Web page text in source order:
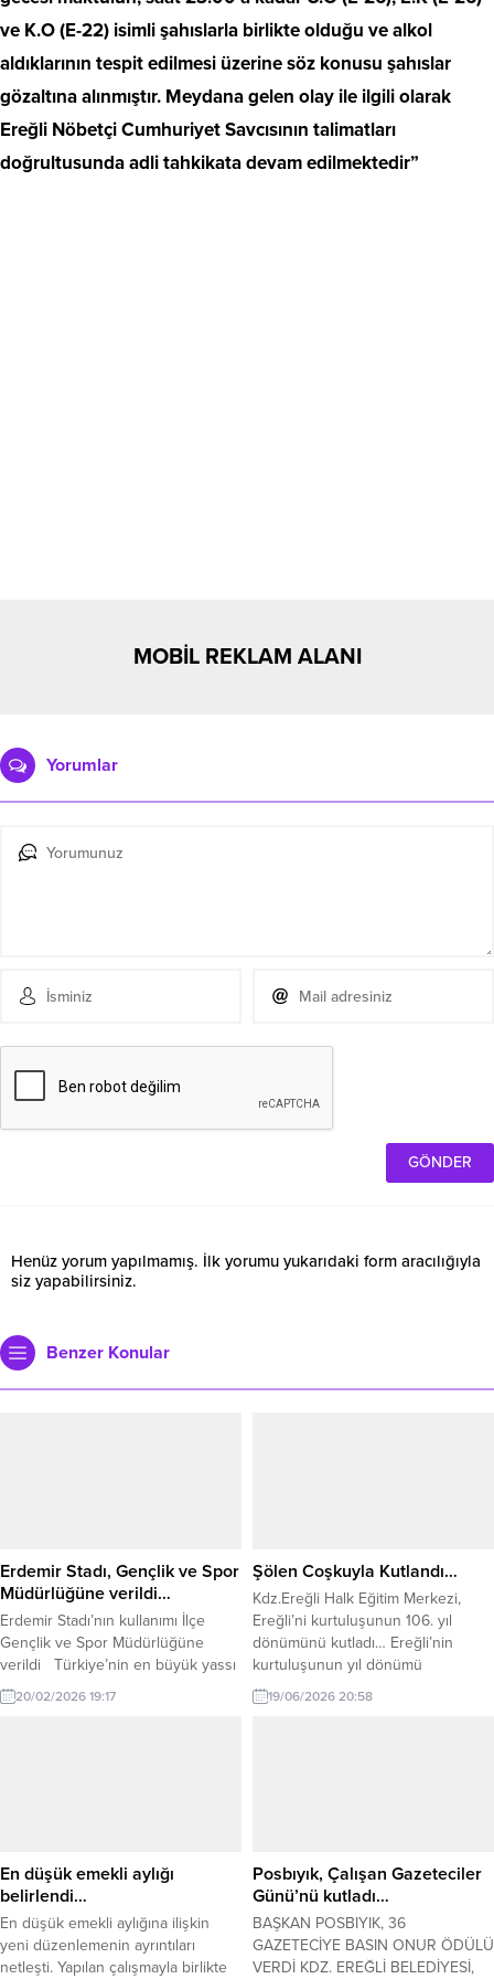
ve K.O (E-22) isimli şahıslarla birlikte olduğu ve alkol
aldıklarının tespit edilmesi üzerine söz konusu şahıslar
gözaltına alınmıştır. Meydana gelen olay ile ilgili olarak
Ereğli Nöbetçi Cumhuriyet Savcısının talimatları
doğrultusunda adli tahkikata devam edilmektedir”
MOBİL REKLAM ALANI
Yorumlar
Henüz yorum yapılmamış. İlk yorumu yukarıdaki form aracılığıyla
siz yapabilirsiniz.
Benzer Konular
Erdemir Stadı, Gençlik ve Spor
Müdürlüğüne verildi…
Erdemir Stadı’nın kullanımı İlçe
Gençlik ve Spor Müdürlüğüne
verildi Türkiye’nin en büyük yassı
çelik üreticisi Erdemir, kurumsal
sosyal sorumluluk anlayışı
Gençlik ve Spor...
20/02/2026 19:17
Şölen Coşkuyla Kutlandı…
Kdz.Ereğli Halk Eğitim Merkezi,
Ereğli’ni kurtuluşunun 106. yıl
dönümünü kutladı… Ereğli’nin
kurtuluşunun yıl dönümü
dolayısıyla, Amfi Tiyatro’da, Halk
Oyunu Şöleni gerçekleştirildi.
Dr. Metin...
19/06/2026 20:58
En düşük emekli aylığı
belirlendi…
En düşük emekli aylığına ilişkin
yeni düzenlemenin ayrıntıları
netleşti. Yapılan çalışmayla birlikte
Posbıyık, Çalışan Gazeteciler
Günü’nü kutladı…
BAŞKAN POSBIYIK, 36
GAZETECİYE BASIN ONUR ÖDÜLÜ
VERDİ KDZ. EREĞLİ BELEDİYESİ,